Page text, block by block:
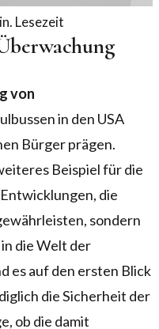
Lesezeit
von
in den USA
Bürger prägen.
Beispiel für die
die
sondern
die Welt der
es auf den ersten Blick
die Sicherheit der
ob die damit